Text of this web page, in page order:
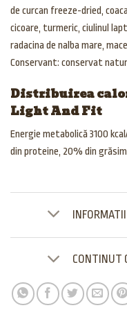
de curcan freeze-dried,
cicoare, turmeric, ciulinul
radacina de nalba mare,
Conservant: conservat
Distribuirea
Light And Fit
Energie metabolică 3100
din proteine, 20% din
CONTINUT